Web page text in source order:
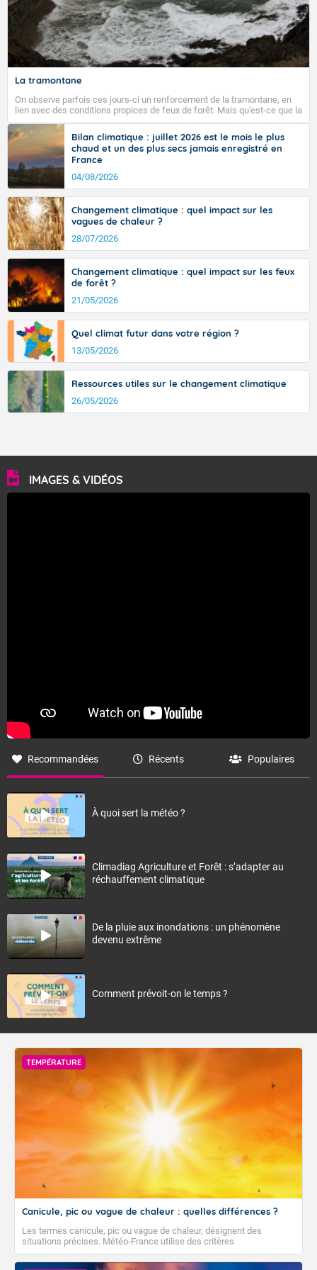
La tramontane
On observe parfois ces jours-ci un renforcement de la tramontane, en
lien avec des conditions propices de feux de forêt. Mais qu'est-ce que la
tramontane ? Quelles sont ses caractéristiques ? La tramontane est un
vent turbulent soufflant de secteur nord-ouest à nord, ou ouest à nord-
ouest, dans un secteur qui part du Roussillon à la vallée de l’Aude et à
l’ouest de l’Hérault. L’étymologie de ce vent vient du latin trasmontanus,
signifiant au-delà des monts, en allusion aux régions montagneuses
d’où provient ce vent.
Bilan climatique : juillet 2026 est le mois le plus
chaud et un des plus secs jamais enregistré en
France
04/08/2026
Changement climatique : quel impact sur les
vagues de chaleur ?
28/07/2026
Changement climatique : quel impact sur les feux
de forêt ?
21/05/2026
Quel climat futur dans votre région ?
13/05/2026
Ressources utiles sur le changement climatique
26/05/2026
IMAGES & VIDÉOS
Recommandées Récents Populaires
À quoi sert la météo ?
Climadiag Agriculture et Forêt : s’adapter au
réchauffement climatique
De la pluie aux inondations : un phénomène
devenu extrême
Comment prévoit-on le temps ?
TEMPÉRATURE
Canicule, pic ou vague de chaleur : quelles différences ?
Les termes canicule, pic ou vague de chaleur, désignent des
situations précises. Météo-France utilise des critères
climatologiques pour évaluer et qualifier les épisodes de chaleur qui
peuvent avoir des impacts sanitaires et socio-économiques